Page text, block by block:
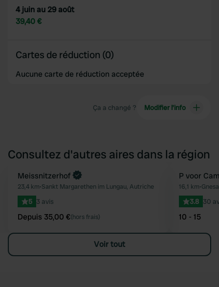
4 juin au 29 août
39,40 €
Cartes de réduction (0)
Aucune carte de réduction acceptée
Ça a changé ? Modifier l’info
Consultez d'autres aires dans la région
Préféré
Reserve maintenant
Meissnitzerhof
23,4 km•Sankt Margarethen im Lungau, Autriche
5 3 avis
Depuis 35,00 €(hors frais)
P voor
16,1 km•
3.8 30
10 - 15
Voir tout